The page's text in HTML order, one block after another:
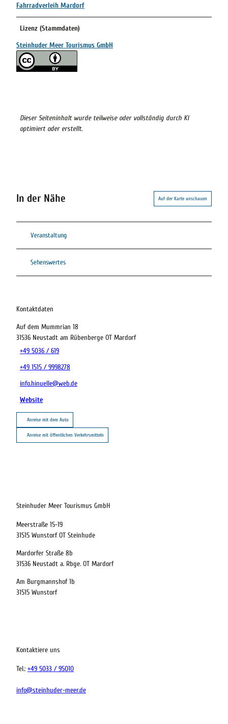
Kinder
buchen
Fahrradverleih Mardorf
Lizenz (Stammdaten)
Steinhuder Meer Tourismus GmbH
Dieser Seiteninhalt wurde teilweise oder vollständig durch KI
optimiert oder erstellt.
In der Nähe Auf der Karte anschauen
Veranstaltung
Sehenswertes
Kontaktdaten
Auf dem Mummrian 18
31536 Neustadt am Rübenberge OT Mardorf
+49 5036 / 619
+49 1515 / 9998278
info.hinuelle@web.de
Website
Anreise mit dem Auto
Anreise mit öffentlichen Verkehrsmitteln
Steinhuder Meer Tourismus GmbH
Meerstraße 15-19
31515 Wunstorf OT Steinhude
Mardorfer Straße 8b
31536 Neustadt a. Rbge. OT Mardorf
Am Burgmannshof 1b
31515 Wunstorf
Kontaktiere uns
Tel.: +49 5033 / 95010
info@steinhuder-meer.de